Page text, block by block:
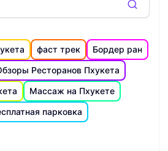
фаст трек
Бордер ран
Ресторанов Пхукета
Массаж на Пхукете
парковка